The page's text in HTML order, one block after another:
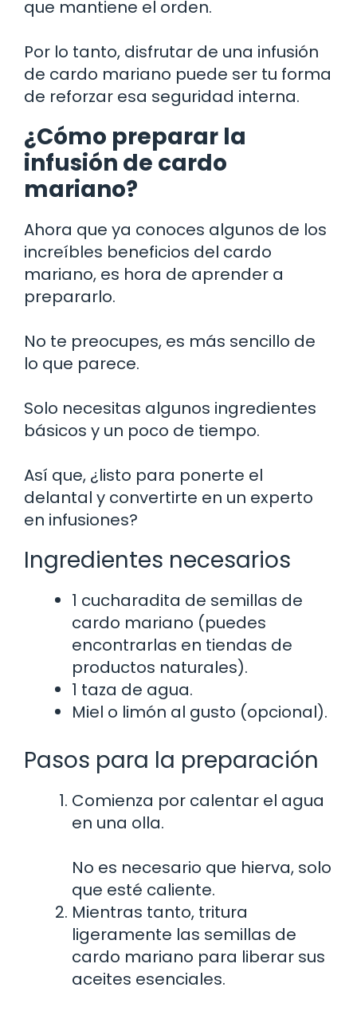
que mantiene el orden.
Por lo tanto, disfrutar de una infusión
de cardo mariano puede ser tu forma
de reforzar esa seguridad interna.
¿Cómo preparar la
infusión de cardo
mariano?
Ahora que ya conoces algunos de los
increíbles beneficios del cardo
mariano, es hora de aprender a
prepararlo.
No te preocupes, es más sencillo de
lo que parece.
Solo necesitas algunos ingredientes
básicos y un poco de tiempo.
Así que, ¿listo para ponerte el
delantal y convertirte en un experto
en infusiones?
Ingredientes necesarios
1 cucharadita de semillas de
cardo mariano (puedes
encontrarlas en tiendas de
productos naturales).
1 taza de agua.
Miel o limón al gusto (opcional).
Pasos para la preparación
Comienza por calentar el agua
en una olla.
No es necesario que hierva, solo
que esté caliente.
Mientras tanto, tritura
ligeramente las semillas de
cardo mariano para liberar sus
aceites esenciales.